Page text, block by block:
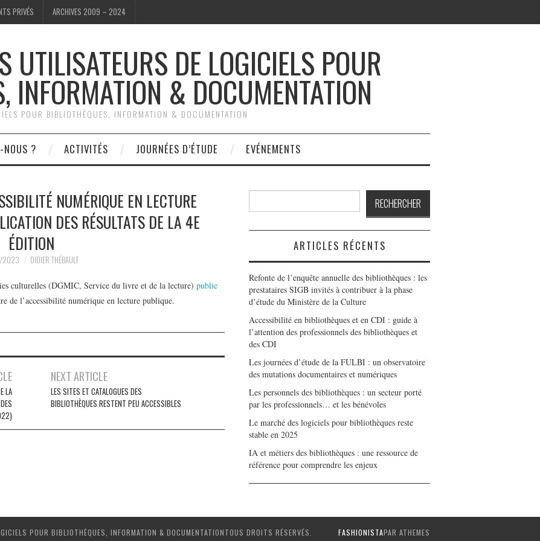
PRIVÉS ARCHIVES 2009 – 2024
UTILISATEURS DE LOGICIELS POUR
INFORMATION & DOCUMENTATION
POUR BIBLIOTHÈQUES, INFORMATION & DOCUMENTATION
NOUS ? ACTIVITÉS JOURNÉES D’ÉTUDE EVÉNEMENTS
NUMÉRIQUE EN LECTURE
DES RÉSULTATS DE LA 4E
ÉDITION
2023 DIDIER THÉBAULT
culturelles (DGMIC, Service du livre et de la lecture) publie
de l’accessibilité numérique en lecture publique.
LA
NEXT ARTICLE
LES SITES ET CATALOGUES DES
BIBLIOTHÈQUES RESTENT PEU ACCESSIBLES
RECHERCHER
ARTICLES RÉCENTS
Refonte de l’enquête annuelle des bibliothèques : les
prestataires SIGB invités à contribuer à la phase
d’étude du Ministère de la Culture
Accessibilité en bibliothèques et en CDI : guide à
l’attention des professionnels des bibliothèques et
des CDI
Les journées d’étude de la FULBI : un observatoire
des mutations documentaires et numériques
Les personnels des bibliothèques : un secteur porté
par les professionnels… et les bénévoles
Le marché des logiciels pour bibliothèques reste
stable en 2025
IA et métiers des bibliothèques : une ressource de
référence pour comprendre les enjeux
POUR BIBLIOTHÈQUES, INFORMATION & DOCUMENTATIONTOUS DROITS RÉSERVÉS. FASHIONISTAPAR ATHEMES